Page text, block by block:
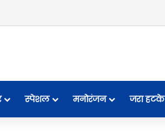
स्पेशल मनोरंजन जरा हटके